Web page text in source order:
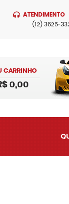
ATENDIMENTO
(12) 3625-
CARRINHO
0,00